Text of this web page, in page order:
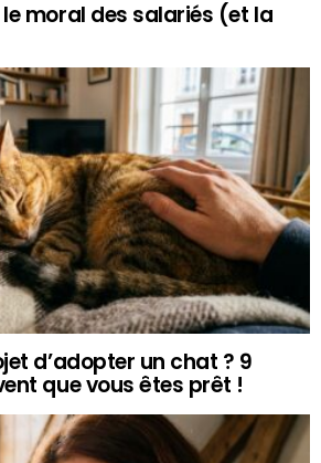
moral des salariés (et la
d’adopter un chat ? 9
que vous êtes prêt !